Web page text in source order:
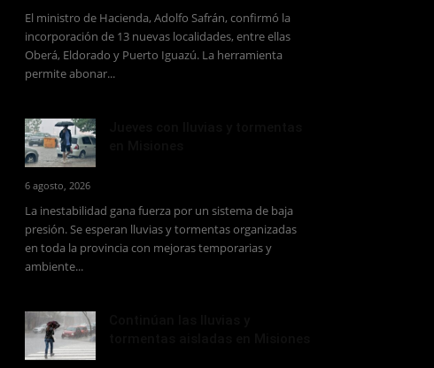
El ministro de Hacienda, Adolfo Safrán, confirmó la
incorporación de 13 nuevas localidades, entre ellas
Oberá, Eldorado y Puerto Iguazú. La herramienta
permite abonar...
6 agosto, 2026
La inestabilidad gana fuerza por un sistema de baja
presión. Se esperan lluvias y tormentas organizadas
en toda la provincia con mejoras temporarias y
ambiente...